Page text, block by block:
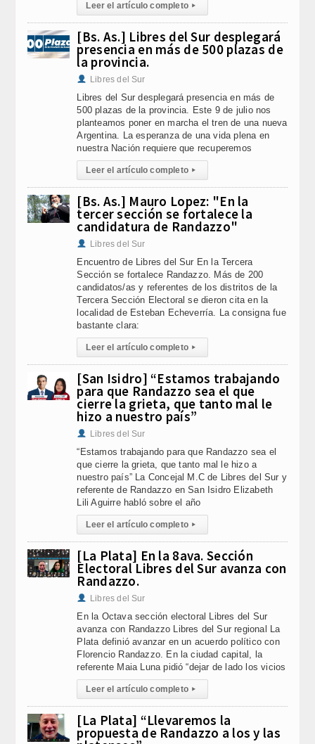
Leer el artículo completo ▸
[Bs. As.] Libres del Sur desplegará
presencia en más de 500 plazas de
la provincia.
Libres del Sur
Libres del Sur desplegará presencia en más de
500 plazas de la provincia. Este 9 de julio nos
planteamos poner en marcha el tren de una nueva
Argentina. La esperanza de una vida plena en
nuestra Nación requiere que recuperemos
Leer el artículo completo ▸
[Bs. As.] Mauro Lopez: "En la
tercer sección se fortalece la
candidatura de Randazzo"
Libres del Sur
Encuentro de Libres del Sur En la Tercera
Sección se fortalece Randazzo. Más de 200
candidatos/as y referentes de los distritos de la
Tercera Sección Electoral se dieron cita en la
localidad de Esteban Echeverría. La consigna fue
bastante clara:
Leer el artículo completo ▸
[San Isidro] “Estamos trabajando
para que Randazzo sea el que
cierre la grieta, que tanto mal le
hizo a nuestro país”
Libres del Sur
“Estamos trabajando para que Randazzo sea el
que cierre la grieta, que tanto mal le hizo a
nuestro país” La Concejal M.C de Libres del Sur y
referente de Randazzo en San Isidro Elizabeth
Lili Aguirre habló sobre el año
Leer el artículo completo ▸
[La Plata] En la 8ava. Sección
Electoral Libres del Sur avanza con
Randazzo.
Libres del Sur
En la Octava sección electoral Libres del Sur
avanza con Randazzo Libres del Sur regional La
Plata definió avanzar en un acuerdo político con
Florencio Randazzo. En la ciudad capital, la
referente Maia Luna pidió “dejar de lado los vicios
Leer el artículo completo ▸
[La Plata] “Llevaremos la
propuesta de Randazzo a los y las